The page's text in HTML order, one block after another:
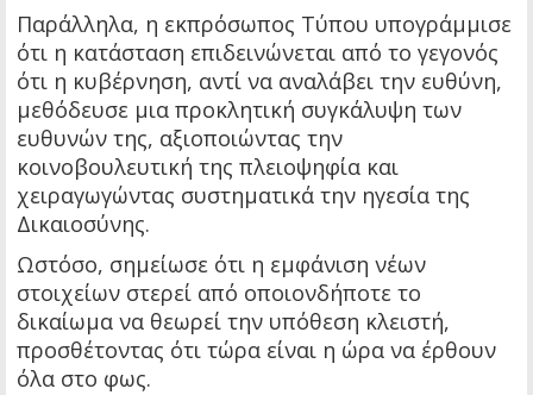
Παράλληλα, η εκπρόσωπος Τύπου υπογράμμισε
ότι η κατάσταση επιδεινώνεται από το γεγονός
ότι η κυβέρνηση, αντί να αναλάβει την ευθύνη,
μεθόδευσε μια προκλητική συγκάλυψη των
ευθυνών της, αξιοποιώντας την
κοινοβουλευτική της πλειοψηφία και
χειραγωγώντας συστηματικά την ηγεσία της
Δικαιοσύνης.
Ωστόσο, σημείωσε ότι η εμφάνιση νέων
στοιχείων στερεί από οποιονδήποτε το
δικαίωμα να θεωρεί την υπόθεση κλειστή,
προσθέτοντας ότι τώρα είναι η ώρα να έρθουν
όλα στο φως.